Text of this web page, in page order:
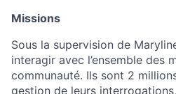
Missions
Sous la supervision de
interagir avec l’ensemble des
communauté. Ils sont 2
gestion de leurs